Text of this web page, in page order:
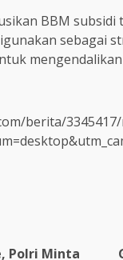
BBM
sebagai
berita/
Polri Minta